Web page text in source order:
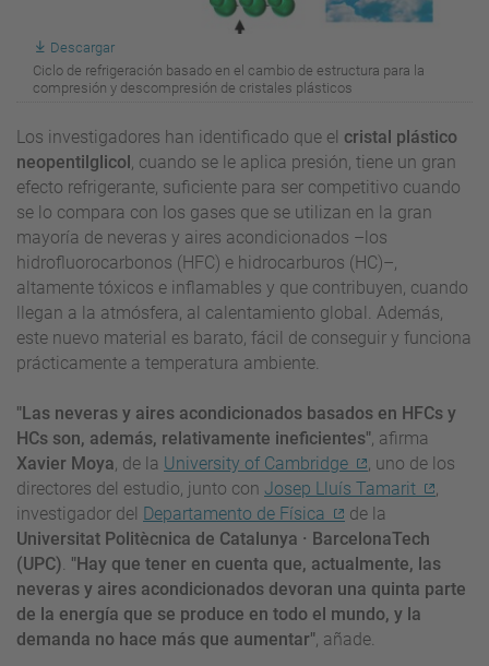
Descargar
Ciclo de refrigeración basado en el cambio de estructura para la
compresión y descompresión de cristales plásticos
Los investigadores han identificado que el cristal plástico
neopentilglicol , cuando se le aplica presión, tiene un gran
efecto refrigerante, suficiente para ser competitivo cuando
se lo compara con los gases que se utilizan en la gran
mayoría de neveras y aires acondicionados –los
hidrofluorocarbonos (HFC) e hidrocarburos (HC)–,
altamente tóxicos e inflamables y que contribuyen, cuando
llegan a la atmósfera, al calentamiento global. Además,
este nuevo material es barato, fácil de conseguir y funciona
prácticamente a temperatura ambiente.
"Las neveras y aires acondicionados basados en HFCs y
HCs son, además, relativamente ineficientes", afirma
Xavier Moya, de la University of Cambridge
, uno de los
directores del estudio, junto con Josep Lluís Tamarit
,
investigador del Departamento de Física
de la
Universitat Politècnica de Catalunya · BarcelonaTech
(UPC). "Hay que tener en cuenta que, actualmente, las
neveras y aires acondicionados devoran una quinta parte
de la energía que se produce en todo el mundo, y la
demanda no hace más que aumentar", añade.